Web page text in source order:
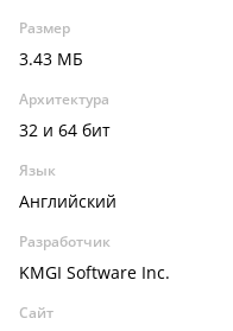
Размер
3.43 МБ
Архитектура
32 и 64 бит
Язык
Английский
Разработчик
KMGI Software Inc.
Сайт